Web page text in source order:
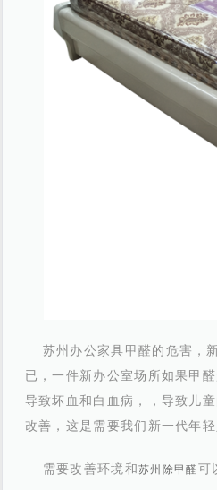
苏州办公家具甲醛的危害，
已，一件新办公室场所如果甲
导致坏血和白血病，，导致儿
改善，这是需要我们新一代年轻
需要改善环境和苏州除甲醛可